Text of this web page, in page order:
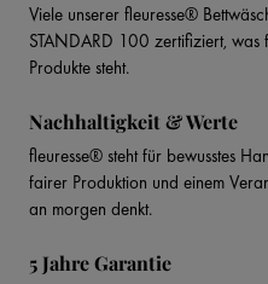
Viele unserer fleuresse®
STANDARD 100 zertifiziert, was
Produkte steht.
Nachhaltigkeit & Werte
fleuresse® steht für bewusstes
fairer Produktion und einem
an morgen denkt.
5 Jahre Garantie